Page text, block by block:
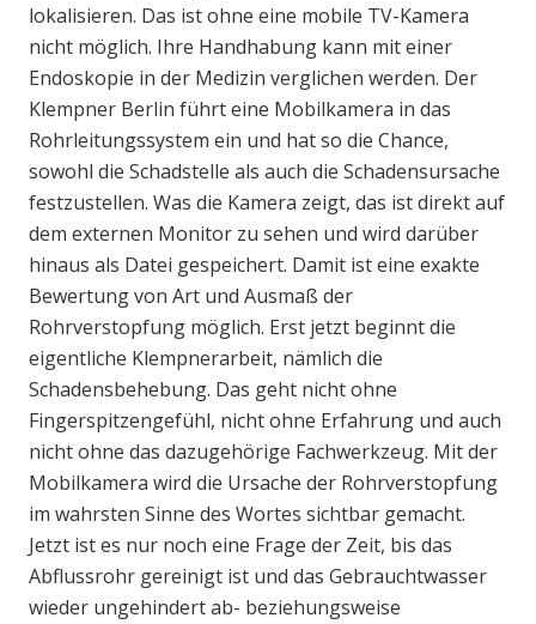
lokalisieren. Das ist ohne eine mobile TV-Kamera
nicht möglich. Ihre Handhabung kann mit einer
Endoskopie in der Medizin verglichen werden. Der
Klempner Berlin führt eine Mobilkamera in das
Rohrleitungssystem ein und hat so die Chance,
sowohl die Schadstelle als auch die Schadensursache
festzustellen. Was die Kamera zeigt, das ist direkt auf
dem externen Monitor zu sehen und wird darüber
hinaus als Datei gespeichert. Damit ist eine exakte
Bewertung von Art und Ausmaß der
Rohrverstopfung möglich. Erst jetzt beginnt die
eigentliche Klempnerarbeit, nämlich die
Schadensbehebung. Das geht nicht ohne
Fingerspitzengefühl, nicht ohne Erfahrung und auch
nicht ohne das dazugehörige Fachwerkzeug. Mit der
Mobilkamera wird die Ursache der Rohrverstopfung
im wahrsten Sinne des Wortes sichtbar gemacht.
Jetzt ist es nur noch eine Frage der Zeit, bis das
Abflussrohr gereinigt ist und das Gebrauchtwasser
wieder ungehindert ab- beziehungsweise